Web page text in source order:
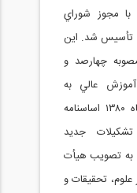
مجوز شوراي
گسترش آموزش عالي در آذرماه ۱۳۶۸ تأسيس شد. اين
بر اساس مصوبه چهارصد و
عالي به
پژوهشگاه ارتقاء يافت و در مردادماه ۱۳۸۰ اساسنامه
جديد
پژوهشگاه نیز در ۲۲ شهريورماه ۱۳۸۶ به تصويب هيأت
تحقیقات و